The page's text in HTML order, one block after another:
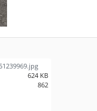
624 KB
862